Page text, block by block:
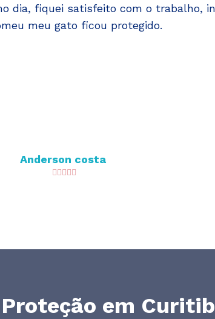
dia, fiquei satisfeito com o trabalho,
meu gato ficou protegido.
Anderson costa
Proteção em